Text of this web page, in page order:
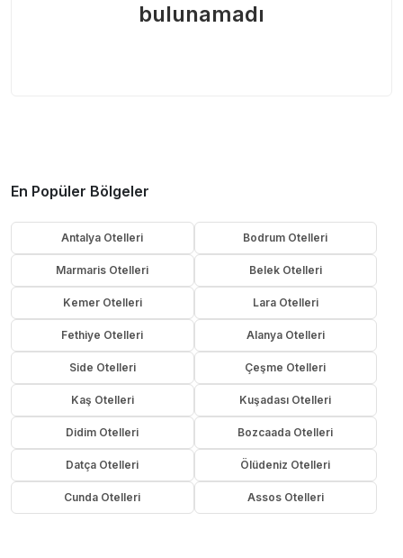
bulunamadı
En Popüler Bölgeler
Antalya Otelleri Bodrum Otelleri
Marmaris Otelleri Belek Otelleri
Kemer Otelleri Lara Otelleri
Fethiye Otelleri Alanya Otelleri
Side Otelleri Çeşme Otelleri
Kaş Otelleri Kuşadası Otelleri
Didim Otelleri Bozcaada Otelleri
Datça Otelleri Ölüdeniz Otelleri
Cunda Otelleri Assos Otelleri